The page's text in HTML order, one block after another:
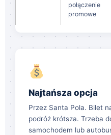
połączenie
promowe
Najtańsza opcja
Przez Santa Pola. Bilet
podróż krótsza. Trzeba
samochodem lub